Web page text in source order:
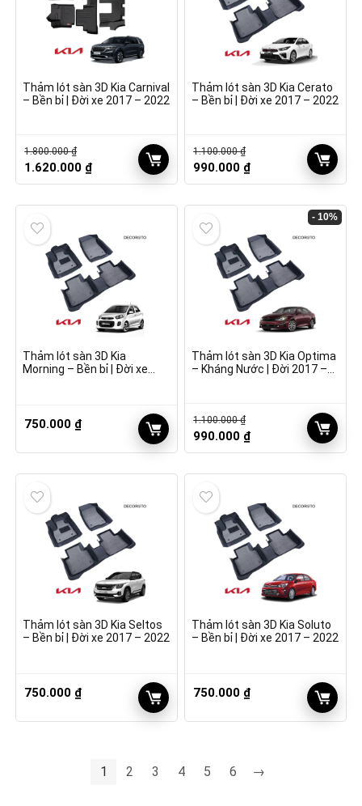
Thảm lót sàn 3D Kia Carnival
– Bền bỉ | Đời xe 2017 – 2022
1.800.000₫
Giá
gốc
1.620.000 ₫Giá
hiện
1.620.000 ₫.
Thảm lót sàn 3D Kia Cerato
– Bền bỉ | Đời xe 2017 – 2022
1.100.000₫
Giá
gốc
990.000 ₫Giá
hiện
990.000 ₫.
Thảm lót sàn 3D Kia
Morning – Bền bỉ | Đời xe
750.000 ₫
- 10%
Thảm lót sàn 3D Kia Optima
– Kháng Nước | Đời 2017 –
1.100.000₫
Giá
gốc
990.000 ₫Giá
hiện
990.000 ₫.
Thảm lót sàn 3D Kia Seltos
– Bền bỉ | Đời xe 2017 – 2022
750.000 ₫
Thảm lót sàn 3D Kia Soluto
– Bền bỉ | Đời xe 2017 – 2022
750.000 ₫
1 2 3 4 5 6 →